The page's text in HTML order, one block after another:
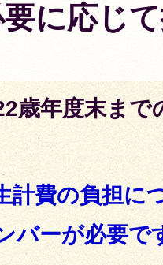
に応じ
歳年度末まで
計費の負担に
バーが必要で